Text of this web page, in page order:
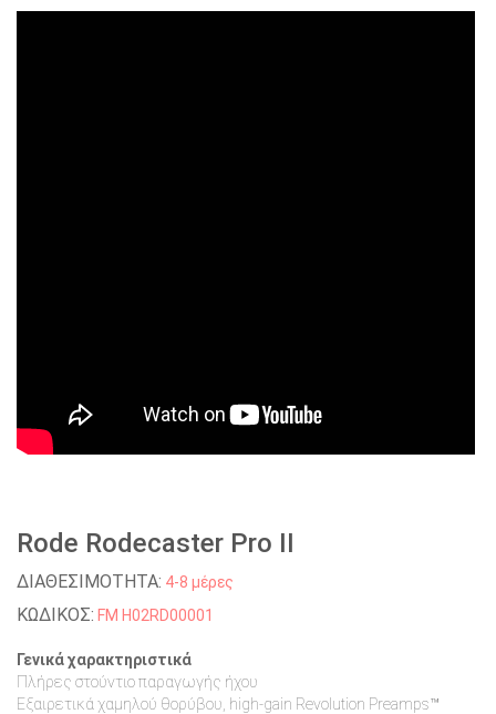
Rode Rodecaster Pro II
ΔΙΑΘΕΣΙΜΟΤΗΤΑ: 4-8 μέρες
ΚΩΔΙΚΟΣ: FM H02RD00001
Γενικά χαρακτηριστικά
Πλήρες στούντιο παραγωγής ήχου
Εξαιρετικά χαμηλού θορύβου, high-gain Revolution Preamps™